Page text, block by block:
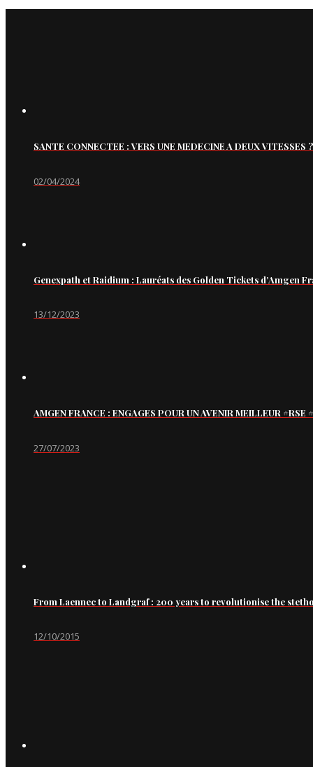
SANTE CONNECTEE : VERS UNE MEDECINE A DEUX VITESSES ?
02/04/2024
Genexpath et Raidium : Lauréats des Golden Tickets d’Amgen
13/12/2023
AMGEN FRANCE : ENGAGES POUR UN AVENIR MEILLEUR
27/07/2023
From Laennec to Landgraf : 200 years to revolutionise the
12/10/2015